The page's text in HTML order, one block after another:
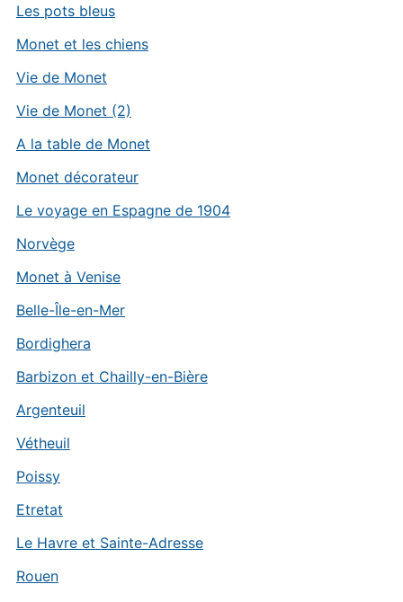
Les pots bleus
Monet et les chiens
Vie de Monet
Vie de Monet (2)
A la table de Monet
Monet décorateur
Le voyage en Espagne de 1904
Norvège
Monet à Venise
Belle-Île-en-Mer
Bordighera
Barbizon et Chailly-en-Bière
Argenteuil
Vétheuil
Poissy
Etretat
Le Havre et Sainte-Adresse
Rouen